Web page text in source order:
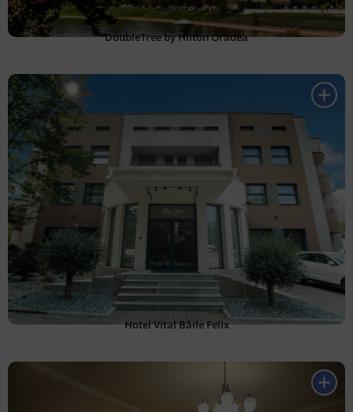
DoubleTree by Hilton Oradea
Hotel Vital Băile Felix